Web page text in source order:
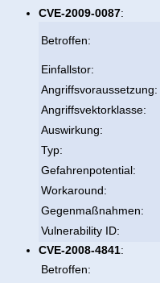
CVE-2009-0087:
Betroffen:
Einfallstor:
Angriffsvoraussetzung:
Angriffsvektorklasse:
Auswirkung:
Typ:
Gefahrenpotential:
Workaround:
Gegenmaßnahmen:
Vulnerability ID:
CVE-2008-4841:
Betroffen: